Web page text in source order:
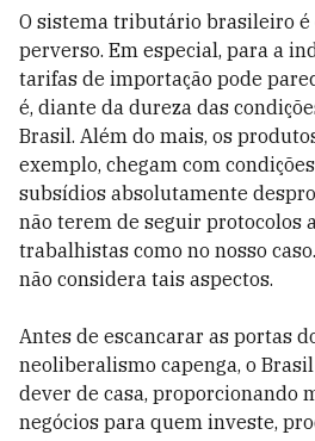
O sistema tributário brasileiro é
perverso. Em especial, para a
tarifas de importação pode
é, diante da dureza das
Brasil. Além do mais, os
exemplo, chegam com
subsídios absolutamente
não terem de seguir protocolos
trabalhistas como no nosso
não considera tais aspectos.
Antes de escancarar as portas
neoliberalismo capenga, o
dever de casa, proporcionando
negócios para quem investe,